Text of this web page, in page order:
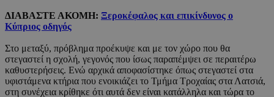
ΔΙΑΒΑΣΤΕ ΑΚΟΜΗ: Ξεροκέφαλος και επικίνδυνος ο
Κύπριος οδηγός
Στο μεταξύ, πρόβλημα προέκυψε και με τον χώρο που θα
στεγαστεί η σχολή, γεγονός που ίσως παραπέμψει σε περαιτέρω
καθυστερήσεις. Ενώ αρχικά αποφασίστηκε όπως στεγαστεί στα
υφιστάμενα κτήρια που ενοικιάζει το Τμήμα Τροχαίας στα Λατσιά,
στη συνέχεια κρίθηκε ότι αυτά δεν είναι κατάλληλα και τώρα το